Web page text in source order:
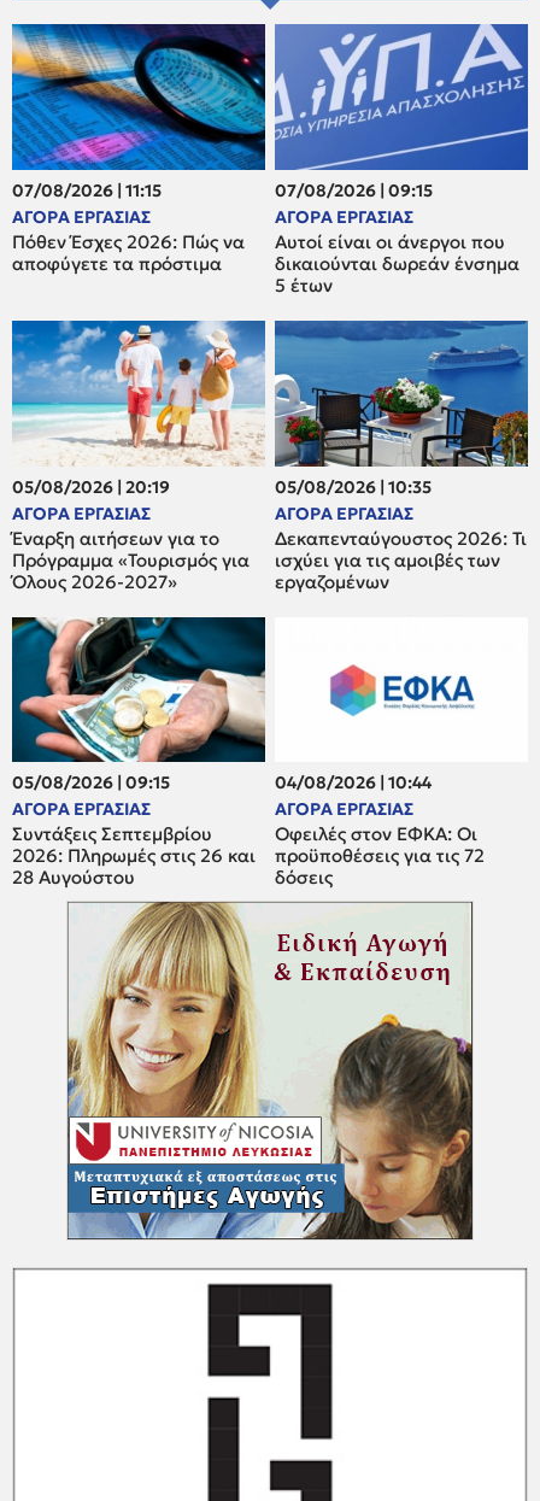
07/08/2026 | 11:15
ΑΓΟΡΑ ΕΡΓΑΣΙΑΣ
Πόθεν Έσχες 2026: Πώς να
αποφύγετε τα πρόστιμα
07/08/2026 | 09:15
ΑΓΟΡΑ ΕΡΓΑΣΙΑΣ
Αυτοί είναι οι άνεργοι που
δικαιούνται δωρεάν ένσημα
5 έτων
05/08/2026 | 20:19
ΑΓΟΡΑ ΕΡΓΑΣΙΑΣ
Έναρξη αιτήσεων για το
Πρόγραμμα «Τουρισμός για
Όλους 2026-2027»
05/08/2026 | 10:35
ΑΓΟΡΑ ΕΡΓΑΣΙΑΣ
Δεκαπενταύγουστος 2026: Τι
ισχύει για τις αμοιβές των
εργαζομένων
05/08/2026 | 09:15
ΑΓΟΡΑ ΕΡΓΑΣΙΑΣ
Συντάξεις Σεπτεμβρίου
2026: Πληρωμές στις 26 και
28 Αυγούστου
04/08/2026 | 10:44
ΑΓΟΡΑ ΕΡΓΑΣΙΑΣ
Οφειλές στον ΕΦΚΑ: Οι
προϋποθέσεις για τις 72
δόσεις